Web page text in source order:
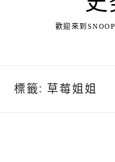
歡迎來到
標籤: 草莓姐姐